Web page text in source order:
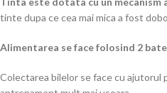
tinte dupa ce cea mai mica a fost
Alimentarea se face folosind 2
Colectarea bilelor se face cu ajutorul